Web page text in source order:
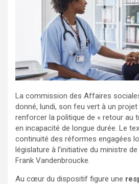
La commission des Affaires
donné, lundi, son feu vert à un
renforcer la politique de « retour au
en incapacité de longue durée. Le
continuité des réformes engagées
législature à l’initiative du ministre
Frank Vandenbroucke.
Au cœur du dispositif figure une